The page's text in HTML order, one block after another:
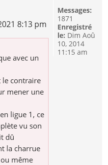
8:13 pm
avec un
le contraire
mener une
ligue 1, ce
vu son
dû
la charrue
même
Messages:
1871
Enregistré
le: Dim Aoû
10, 2014
11:15 am